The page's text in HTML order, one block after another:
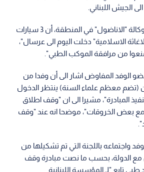
الجيش اللبناني.
من جهته، أفاد مراسل وكالة "الاناضول" في المنطقة، أن 3 سيارات
الاسلامية" دخلت اليوم الى عرسال"،
من مرافقة الموكب الطبي".
الوفد المفاوض اشار الى أن وفدا من
(تضم معظم علماء السنة) ينتظر الدخول
المبادرة"، مشيرا الى ان "وقف اطلاق
مع بعض الخروقات"، موضحا انه عند "وقف
واجتماعه باللجنة التي تم تشكيلها من
الدولة، بحسب ما نصت مبادرة وقف
تابع "لـ المؤسسة اللبنانية